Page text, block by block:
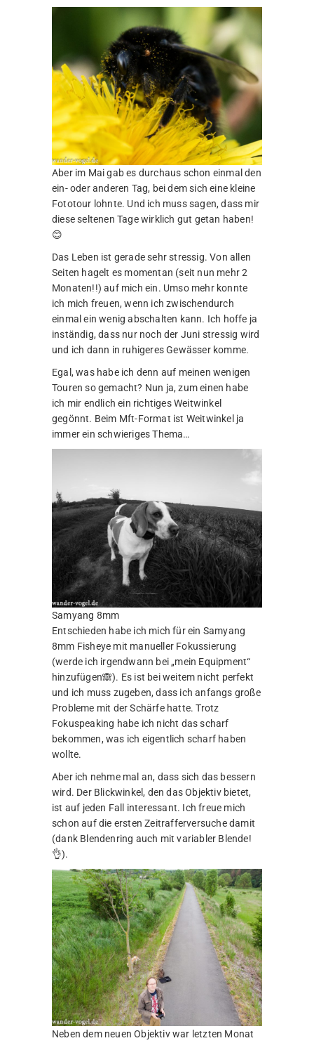
Aber im Mai gab es durchaus schon einmal den
ein- oder anderen Tag, bei dem sich eine kleine
Fototour lohnte. Und ich muss sagen, dass mir
diese seltenen Tage wirklich gut getan haben!
😊
Das Leben ist gerade sehr stressig. Von allen
Seiten hagelt es momentan (seit nun mehr 2
Monaten!!) auf mich ein. Umso mehr konnte
ich mich freuen, wenn ich zwischendurch
einmal ein wenig abschalten kann. Ich hoffe ja
inständig, dass nur noch der Juni stressig wird
und ich dann in ruhigeres Gewässer komme.
Egal, was habe ich denn auf meinen wenigen
Touren so gemacht? Nun ja, zum einen habe
ich mir endlich ein richtiges Weitwinkel
gegönnt. Beim Mft-Format ist Weitwinkel ja
immer ein schwieriges Thema…
Samyang 8mm
Entschieden habe ich mich für ein Samyang
8mm Fisheye mit manueller Fokussierung
(werde ich irgendwann bei „mein Equipment“
hinzufügen🙈). Es ist bei weitem nicht perfekt
und ich muss zugeben, dass ich anfangs große
Probleme mit der Schärfe hatte. Trotz
Fokuspeaking habe ich nicht das scharf
bekommen, was ich eigentlich scharf haben
wollte.
Aber ich nehme mal an, dass sich das bessern
wird. Der Blickwinkel, den das Objektiv bietet,
ist auf jeden Fall interessant. Ich freue mich
schon auf die ersten Zeitrafferversuche damit
(dank Blendenring auch mit variabler Blende!
👌).
Neben dem neuen Objektiv war letzten Monat